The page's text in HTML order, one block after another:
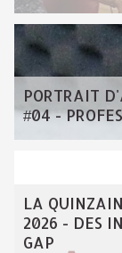
PORTRAIT
#04 -
LA
2026 - DES
GAP